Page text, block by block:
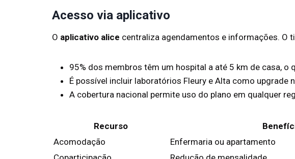
Acesso via aplicativo
O aplicativo alice centraliza agendamentos e informações. O
95% dos membros têm um hospital a até 5 km de casa, o
É possível incluir laboratórios Fleury e Alta como upgrade
A cobertura nacional permite uso do plano em qualquer
Recurso
Acomodação
Enfermaria ou apartamento